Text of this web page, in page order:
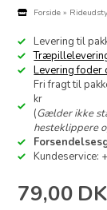
Forside »
Levering til
Levering foder
Fri fragt til
kr
(Gælder ikke
hesteklippere
Kundeservice:
79,00